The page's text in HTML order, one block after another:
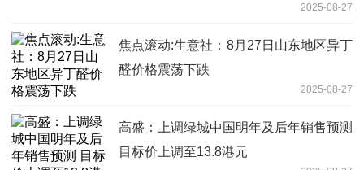
2025-08-27
焦点滚动:生意社：8月27日山东地区异丁
醛价格震荡下跌
2025-08-27
高盛：上调绿城中国明年及后年销售预测
目标价上调至13.8港元